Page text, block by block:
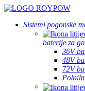
Sistemi pogonske
baterije za
36V
48V
72V